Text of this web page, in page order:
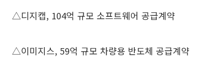
△디지캡, 104억 규모 소프트웨어 공급계약
△이미지스, 59억 규모 차량용 반도체 공급계약